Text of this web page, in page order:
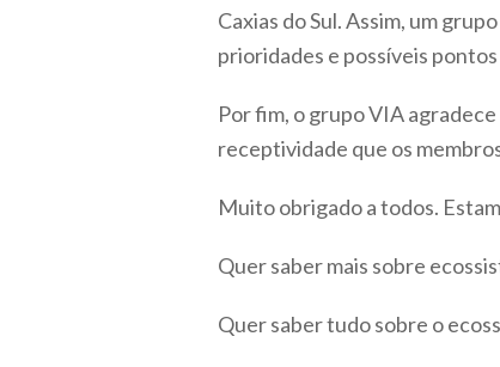
Caxias do Sul. Assim, um
prioridades e possíveis
Por fim, o grupo VIA
receptividade que os
Muito obrigado a todos.
Quer saber mais sobre
Quer saber tudo sobre o